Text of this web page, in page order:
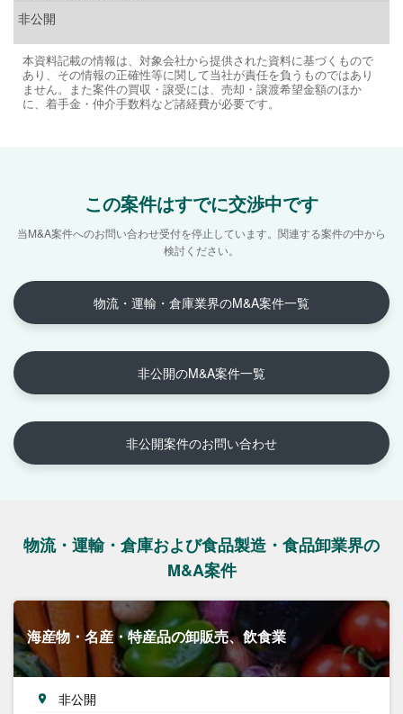
非公開
本資料記載の情報は、対象会社から提供された資料に基づくもので
あり、その情報の正確性等に関して当社が責任を負うものではあり
ません。また案件の買収・譲受には、売却・譲渡希望金額のほか
に、着手金・仲介手数料など諸経費が必要です。
この案件はすでに交渉中です
当M&A案件へのお問い合わせ受付を停止しています。 関連する案件の中から
検討ください。
物流・運輸・倉庫業界のM&A案件一覧
非公開のM&A案件一覧
非公開案件のお問い合わせ
物流・運輸・倉庫および食品製造・食品卸業界の
M&A案件
海産物・名産・特産品の卸販売、飲食業
非公開